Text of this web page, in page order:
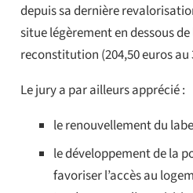
depuis sa dernière
situe légèrement en dessous
reconstitution (204,50 euros au
Le jury a par ailleurs apprécié :
le renouvellement du
le développement de la
favoriser l’accès au